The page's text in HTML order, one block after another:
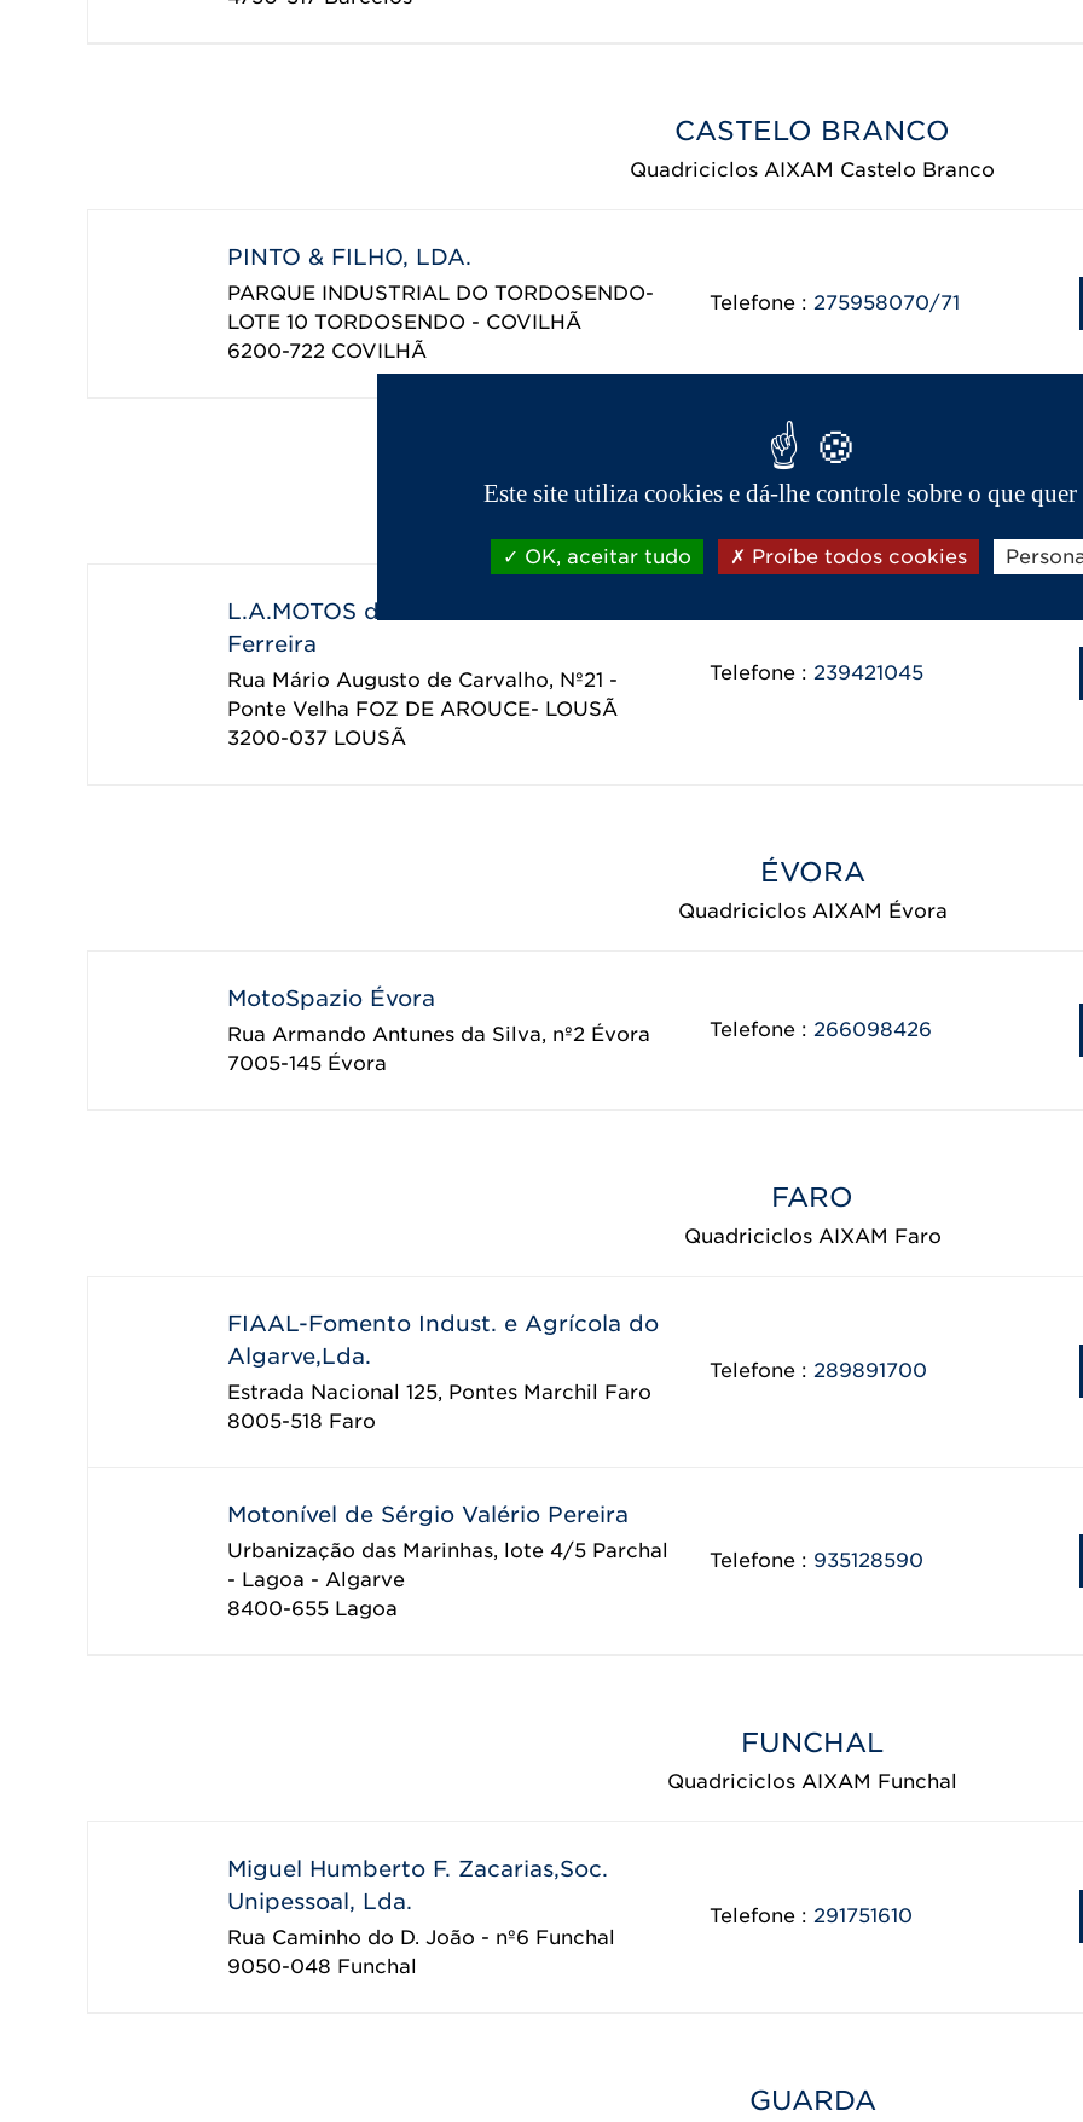
CASTELO BRANCO
Quadriciclos AIXAM Castelo Branco
PINTO & FILHO, LDA.
PARQUE INDUSTRIAL DO TORDOSENDO-
LOTE 10 TORDOSENDO - COVILHÃ
6200-722 COVILHÃ
Telefone : 275958070/71
COIMBRA
L.A.MOTOS de Luis Alberto Cardoso
Ferreira
Rua Mário Augusto de Carvalho, Nº21 -
Ponte Velha FOZ DE AROUCE- LOUSÃ
3200-037 LOUSÃ
Telefone :239421045
ÉVORA
Quadriciclos AIXAM Évora
MotoSpazio Évora
Rua Armando Antunes da Silva, nº2 Évora
7005-145 Évora
Telefone : 266098426
FARO
Quadriciclos AIXAM Faro
FIAAL-Fomento Indust. e Agrícola do
Algarve,Lda.
Estrada Nacional 125, Pontes Marchil Faro
8005-518 Faro
Telefone :289891700
Motonível de Sérgio Valério Pereira
Urbanização das Marinhas, lote 4/5 Parchal
- Lagoa - Algarve
8400-655 Lagoa
Telefone : 935128590
FUNCHAL
Quadriciclos AIXAM Funchal
Miguel Humberto F. Zacarias,Soc.
Unipessoal, Lda.
Rua Caminho do D. João - nº6 Funchal
9050-048 Funchal
Telefone :291751610
GUARDA
Este site utiliza cookies e dá-lhe controle sobre o que
OK, aceitar tudo Proíbe todos cookies